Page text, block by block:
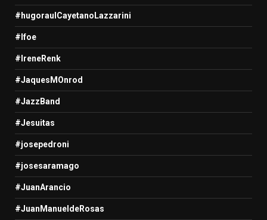
#hugoraulCayetanoLazzarini
#Ifoe
#IreneRenk
#JaquesMOnrod
#JazzBand
#Jesuitas
#josepedroni
#josesaramago
#JuanArancio
#JuanManueldeRosas